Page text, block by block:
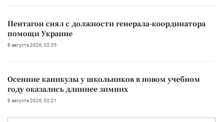
Пентагон снял с должности генерала-координатора
помощи Украине
8 августа 2026, 02:35
Осенние каникулы у школьников в новом учебном
году оказались длиннее зимних
8 августа 2026, 02:21